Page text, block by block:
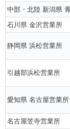
中部・北陸 新潟県
石川県 金沢営業所
静岡県 浜松営業所
引越部浜松営業所
愛知県 名古屋営業所
名古屋笠寺営業所